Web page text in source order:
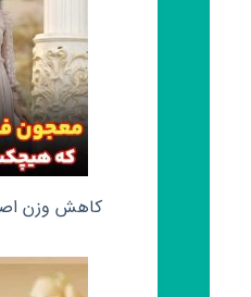
کاهش وزن